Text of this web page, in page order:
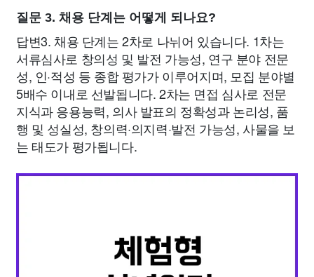
질문 3. 채용 단계는 어떻게 되나요?
답변3. 채용 단계는 2차로 나뉘어 있습니다. 1차는
서류심사로 창의성 및 발전 가능성, 연구 분야 전문
성, 인·적성 등 종합 평가가 이루어지며, 모집 분야별
5배수 이내로 선발됩니다. 2차는 면접 심사로 전문
지식과 응용능력, 의사 발표의 정확성과 논리성, 품
행 및 성실성, 창의력·의지력·발전 가능성, 사물을 보
는 태도가 평가됩니다.